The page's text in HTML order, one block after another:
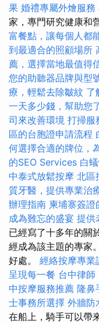
果 婚禮專屬外燴服務
家，專門研究健康和
富餐點，讓每個人都
到最適合的照顧場所
薦，選擇當地最值得
您的助聽器品牌與型
療，輕鬆去除皺紋 了
一天多少錢，幫助您
司來改善環境 打掃服
區的台胞證申請流程
何選擇合適的牌位，
的SEO Services 白
中泰式放鬆按摩 北區
質牙醫，提供專業治
辦理指南 柬埔寨簽證
成為難忘的盛宴 提供
已經寫了十多年的關
經成為該主題的專家
好處。 經絡按摩專業
呈現每一餐 台中律師
中按摩服務推薦 隆鼻
士事務所選擇 外牆防
在船上，騎手可以帶